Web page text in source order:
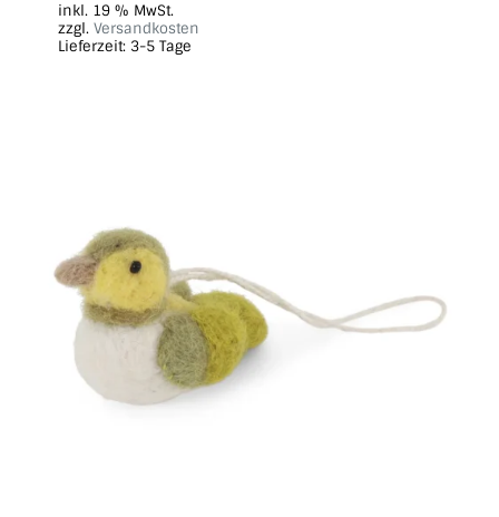
inkl. 19 % MwSt.
zzgl. Versandkosten
Lieferzeit: 3-5 Tage